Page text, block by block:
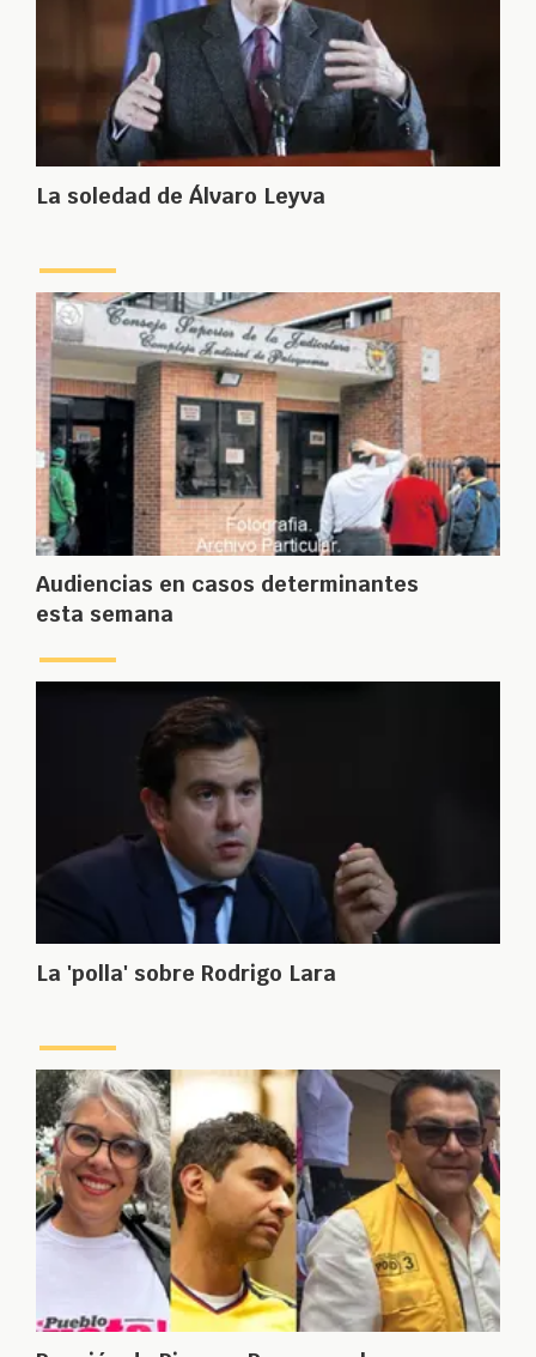
La soledad de Álvaro Leyva
Audiencias en casos determinantes
esta semana
La 'polla' sobre Rodrigo Lara